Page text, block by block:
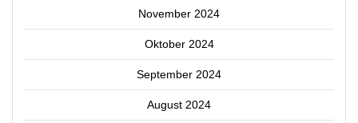
November 2024
Oktober 2024
September 2024
August 2024